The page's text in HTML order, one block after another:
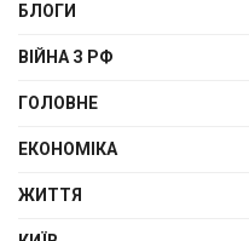
БЛОГИ
ВІЙНА З РФ
ГОЛОВНЕ
ЕКОНОМІКА
ЖИТТЯ